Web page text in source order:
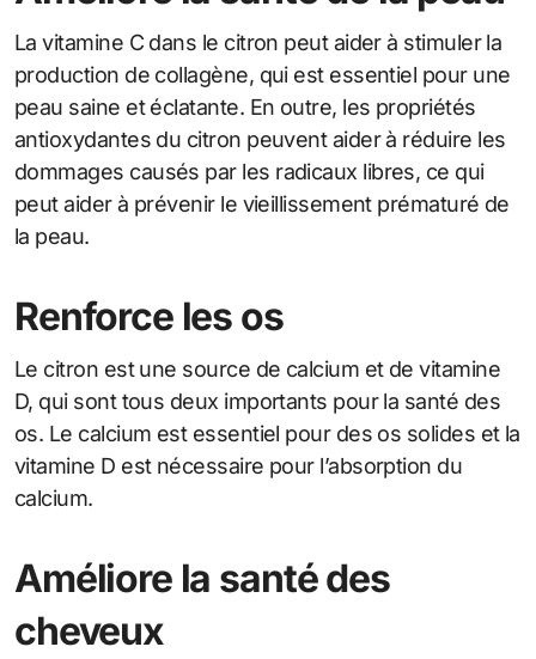
La vitamine C dans le citron peut aider à stimuler la
production de collagène, qui est essentiel pour une
peau saine et éclatante. En outre, les propriétés
antioxydantes du citron peuvent aider à réduire les
dommages causés par les radicaux libres, ce qui
peut aider à prévenir le vieillissement prématuré de
la peau.
Renforce les os
Le citron est une source de calcium et de vitamine
D, qui sont tous deux importants pour la santé des
os. Le calcium est essentiel pour des os solides et la
vitamine D est nécessaire pour l’absorption du
calcium.
Améliore la santé des
cheveux